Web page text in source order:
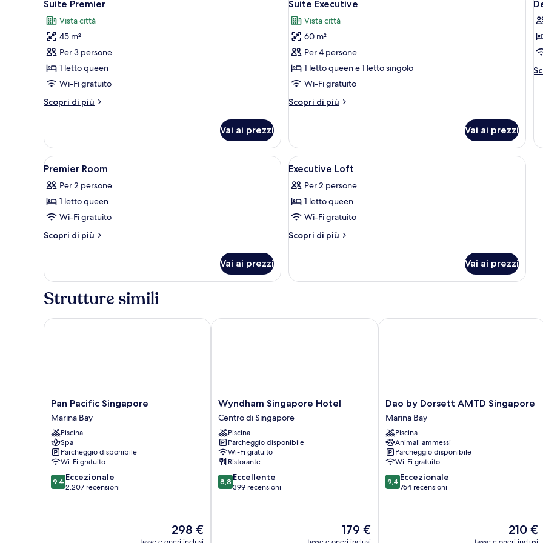
tutte
le
foto
per
Suite
Premier
Suite Premier
Vista città
45 m²
Per 3 persone
1 letto queen
Wi-Fi gratuito
Scopri di più
Altri
Premier
Vai ai prezzi
tutte
le
foto
per
Suite
Executive
Suite Executive
Vista città
60 m²
Per 4 persone
1 letto queen e 1 letto singolo
Wi-Fi gratuito
Scopri di più
Altri
Executive
Vai ai prezzi
le
Apri
tutte
le
foto
per
Premier
Una moderna camera d'hotel con un letto grande, una scrivania, vista sulla città e un ampio dipinto astratto
2
Premier Room
Per 2 persone
1 letto queen
Wi-Fi gratuito
Scopri di più
Altri
Room
Vai ai prezzi
Apri
tutte
le
foto
per
Executive
Una camera da letto con un letto,
5
Executive Loft
Per 2 persone
1 letto queen
Wi-Fi gratuito
Scopri di più
Altri
Loft
Vai ai prezzi
Strutture simili
Pan
Pacific
Singapore
Marina
Bay
Pan Pacific Singapore
Marina Bay
Piscina
Spa
Parcheggio disponibile
Wi-Fi gratuito
9.4
su
9,4 Eccezionale
2.207 recensioni
Il
prezzo
298 €
Pan Pacific Singapore
Wyndham
Singapore
Hotel
Centro
di
Singapore
Wyndham Singapore Hotel
Centro di Singapore
Piscina
Parcheggio disponibile
Wi-Fi gratuito
Ristorante
8.8
su
8,8 Eccellente
399 recensioni
Il
prezzo
179 €
Wyndham Singapore Hotel
Dao
by
Dorsett
AMTD
Singapore
Marina
Bay
Dao by Dorsett AMTD Singapore
Marina Bay
Piscina
Animali ammessi
Parcheggio disponibile
Wi-Fi gratuito
9.4
su
9,4 Eccezionale
764 recensioni
Il
prezzo
210 €
Dao by Dorsett AMTD Singapore